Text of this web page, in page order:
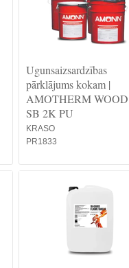
Ugunsaizsardzības
pārklājums kokam |
AMOTHERM
SB 2K PU
KRASO
PR1833